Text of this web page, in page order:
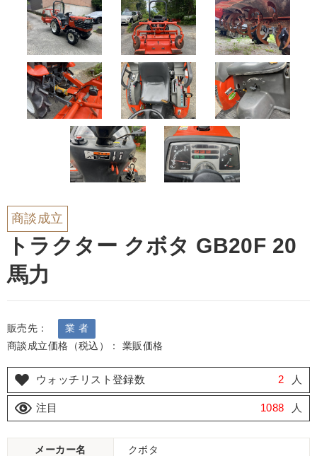
商談成立
トラクター クボタ GB20F 20
馬力
販売先：
業 者
商談成立価格（税込）： 業販価格
ウォッチリスト登録数 2 人
注目 1088 人
メーカー名 クボタ